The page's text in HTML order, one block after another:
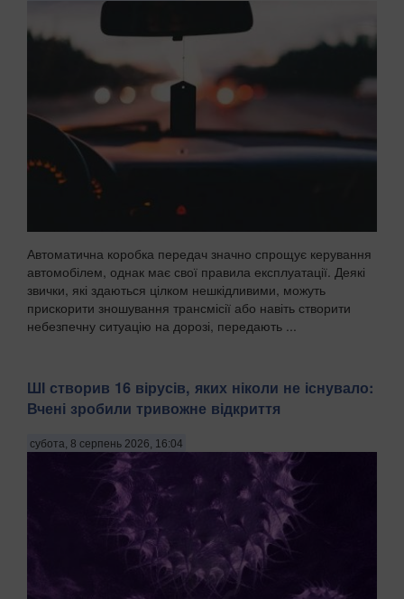
Автоматична коробка передач значно спрощує керування
автомобілем, однак має свої правила експлуатації. Деякі
звички, які здаються цілком нешкідливими, можуть
прискорити зношування трансмісії або навіть створити
небезпечну ситуацію на дорозі, передають ...
ШІ створив 16 вірусів, яких ніколи не існувало:
Вчені зробили тривожне відкриття
субота, 8 серпень 2026, 16:04